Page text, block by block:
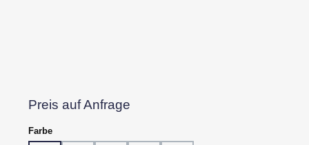
Preis auf Anfrage
Farbeauswählen